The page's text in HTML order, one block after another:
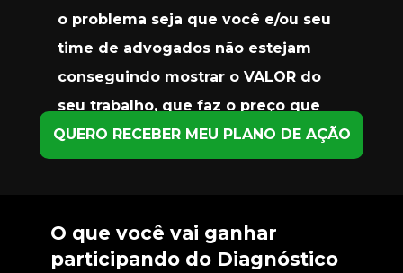
o problema seja que você e/ou seu
time de advogados não estejam
conseguindo mostrar o VALOR do
seu trabalho, que faz o preço que
você definir parecer um detalhe.
QUERO RECEBER MEU PLANO DE AÇÃO
O que você vai ganhar
participando do Diagnóstico